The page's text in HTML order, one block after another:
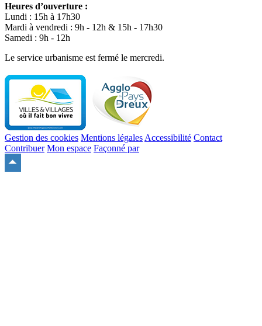
Heures d’ouverture :
Lundi : 15h à 17h30
Mardi à vendredi : 9h - 12h & 15h - 17h30
Samedi : 9h - 12h
Le service urbanisme est fermé le mercredi.
Gestion des cookies Mentions légales Accessibilité Contact
Contribuer Mon espace Façonné par